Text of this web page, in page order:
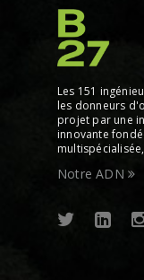
Les 151
les donneurs
projet par une
innovante
Notre ADN